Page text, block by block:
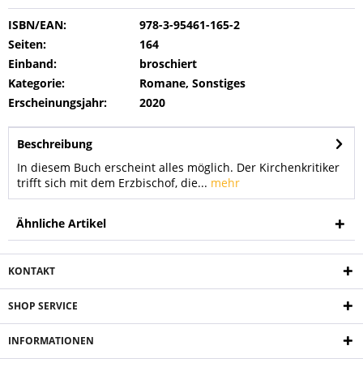
ISBN/EAN:
978-3-95461-165-2
Seiten:
164
Einband:
broschiert
Kategorie:
Romane, Sonstiges
Erscheinungsjahr:
2020
Beschreibung
In diesem Buch erscheint alles möglich. Der Kirchenkritiker
trifft sich mit dem Erzbischof, die... mehr
Ähnliche Artikel
KONTAKT
SHOP SERVICE
INFORMATIONEN